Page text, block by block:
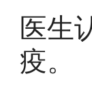
医生
疫。